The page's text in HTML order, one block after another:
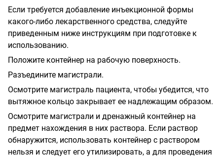
Если требуется добавление инъекционной формы
какого-либо лекарственного средства, следуйте
приведенным ниже инструкциям при подготовке к
использованию.
Положите контейнер на рабочую поверхность.
Разъедините магистрали.
Осмотрите магистраль пациента, чтобы убедится, что
вытяжное кольцо закрывает ее надлежащим образом.
Осмотрите магистрали и дренажный контейнер на
предмет нахождения в них раствора. Если раствор
обнаружится, использовать контейнер с раствором
нельзя и следует его утилизировать, а для проведения